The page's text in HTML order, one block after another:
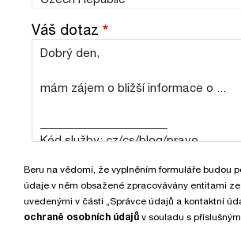
Váš dotaz *
Beru na vědomí, že vyplněním formuláře budou
údaje v něm obsažené zpracovávány entitami
uvedenými v části „Správce údajů a kontaktní
ochraně osobních údajů v souladu s